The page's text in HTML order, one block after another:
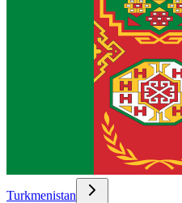
Turkmenistan